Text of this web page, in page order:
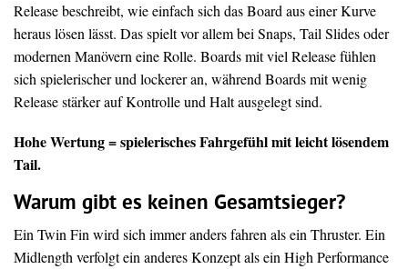
Release beschreibt, wie einfach sich das Board aus einer Kurve
heraus lösen lässt. Das spielt vor allem bei Snaps, Tail Slides oder
modernen Manövern eine Rolle. Boards mit viel Release fühlen
sich spielerischer und lockerer an, während Boards mit wenig
Release stärker auf Kontrolle und Halt ausgelegt sind.
Hohe Wertung = spielerisches Fahrgefühl mit leicht lösendem
Tail.
Warum gibt es keinen Gesamtsieger?
Ein Twin Fin wird sich immer anders fahren als ein Thruster. Ein
Midlength verfolgt ein anderes Konzept als ein High Performance